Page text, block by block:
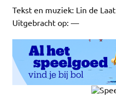
Tekst en muziek: Lin de Laat
Uitgebracht op: —